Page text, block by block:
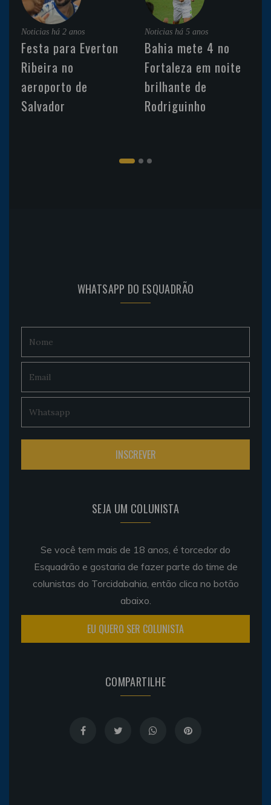
Noticias há 2 anos
Festa para Everton
Ribeira no
aeroporto de
Salvador
Noticias há 5 anos
Bahia mete 4 no
Fortaleza em noite
brilhante de
Rodriguinho
WHATSAPP DO ESQUADRÃO
SEJA UM COLUNISTA
Se você tem mais de 18 anos, é torcedor do
Esquadrão e gostaria de fazer parte do time de
colunistas do Torcidabahia, então clica no botão
abaixo.
EU QUERO SER COLUNISTA
COMPARTILHE